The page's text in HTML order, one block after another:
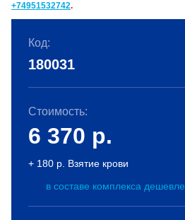
+74951532742.
Код:
180031
Стоимость:
6 370 р.
+ 180 р. Взятие крови
в составе комплекса дешевле